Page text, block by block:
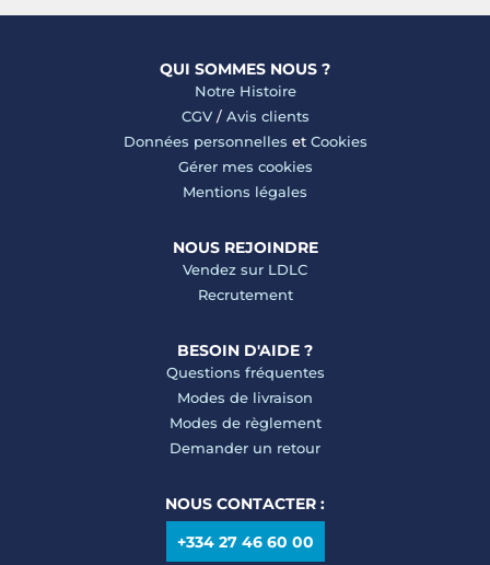
QUI SOMMES NOUS ?
Notre Histoire
CGV/ Avis clients
Données personnelles et Cookies
Gérer mes cookies
Mentions légales
NOUS REJOINDRE
Vendez sur LDLC
Recrutement
BESOIN D'AIDE ?
Questions fréquentes
Modes de livraison
Modes de règlement
Demander un retour
NOUS CONTACTER :
+334 27 46 60 00